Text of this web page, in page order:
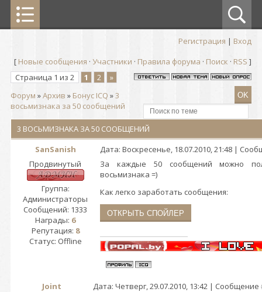
Регистрация | Вход
[ Новые сообщения · Участники · Правила форума · Поиск · RSS ]
Страница 1 из 2 1 2
»
Форум »Архив » Бонус ICQ »3
восьмизнака за 50 сообщений
3 ВОСЬМИЗНАКА ЗА 50 СООБЩЕНИЙ
SanSanish
Дата: Воскресенье, 18.07.2010, 21:48 |
Продвинутый
Группа:
Администраторы
Сообщений: 1333
Награды: 6
Репутация: 8
Статус: Offline
За каждые 50 сообщений можно
восьмизнака =)
Как легко заработать сообщения:
Joint
Дата: Четверг, 29.07.2010, 13:42 |